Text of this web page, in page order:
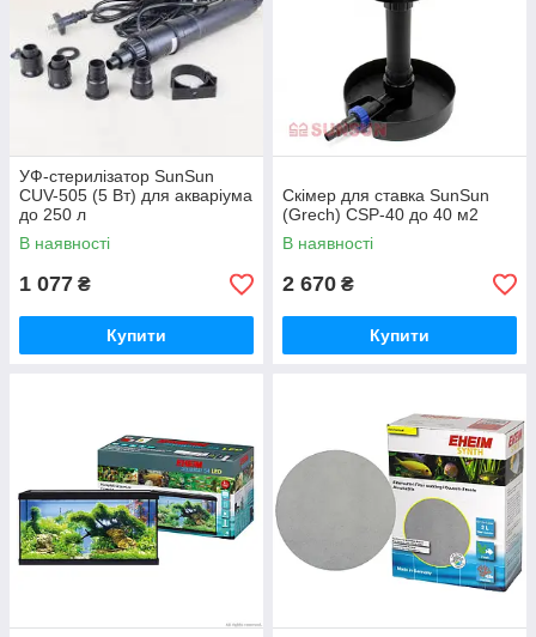
УФ-стерилізатор SunSun
CUV-505 (5 Вт) для акваріума
до 250 л
В наявності
1 077 ₴
Купити
Скімер для ставка SunSun
(Grech) CSP-40 до 40 м2
В наявності
2 670 ₴
Купити